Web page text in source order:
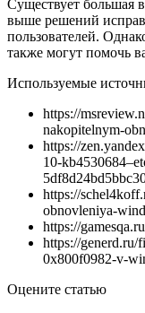
Существует большая
выше решений
пользователей.
также могут помочь
Используемые
https://
nakopitelnym-
https://
10-
https://
obnovleniya-
https://
https://
0x800f0982-v-
Оцените статью